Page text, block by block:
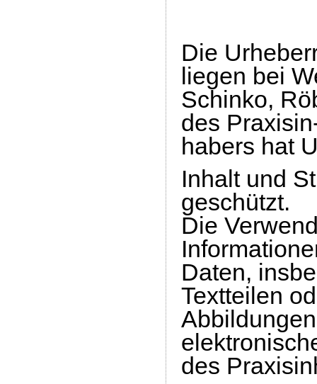
Die
liegen bei
Schinko,
des
habers hat
Inhalt und
geschützt.
Die
Daten,
Textteilen
des